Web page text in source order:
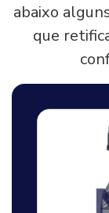
abaixo
que